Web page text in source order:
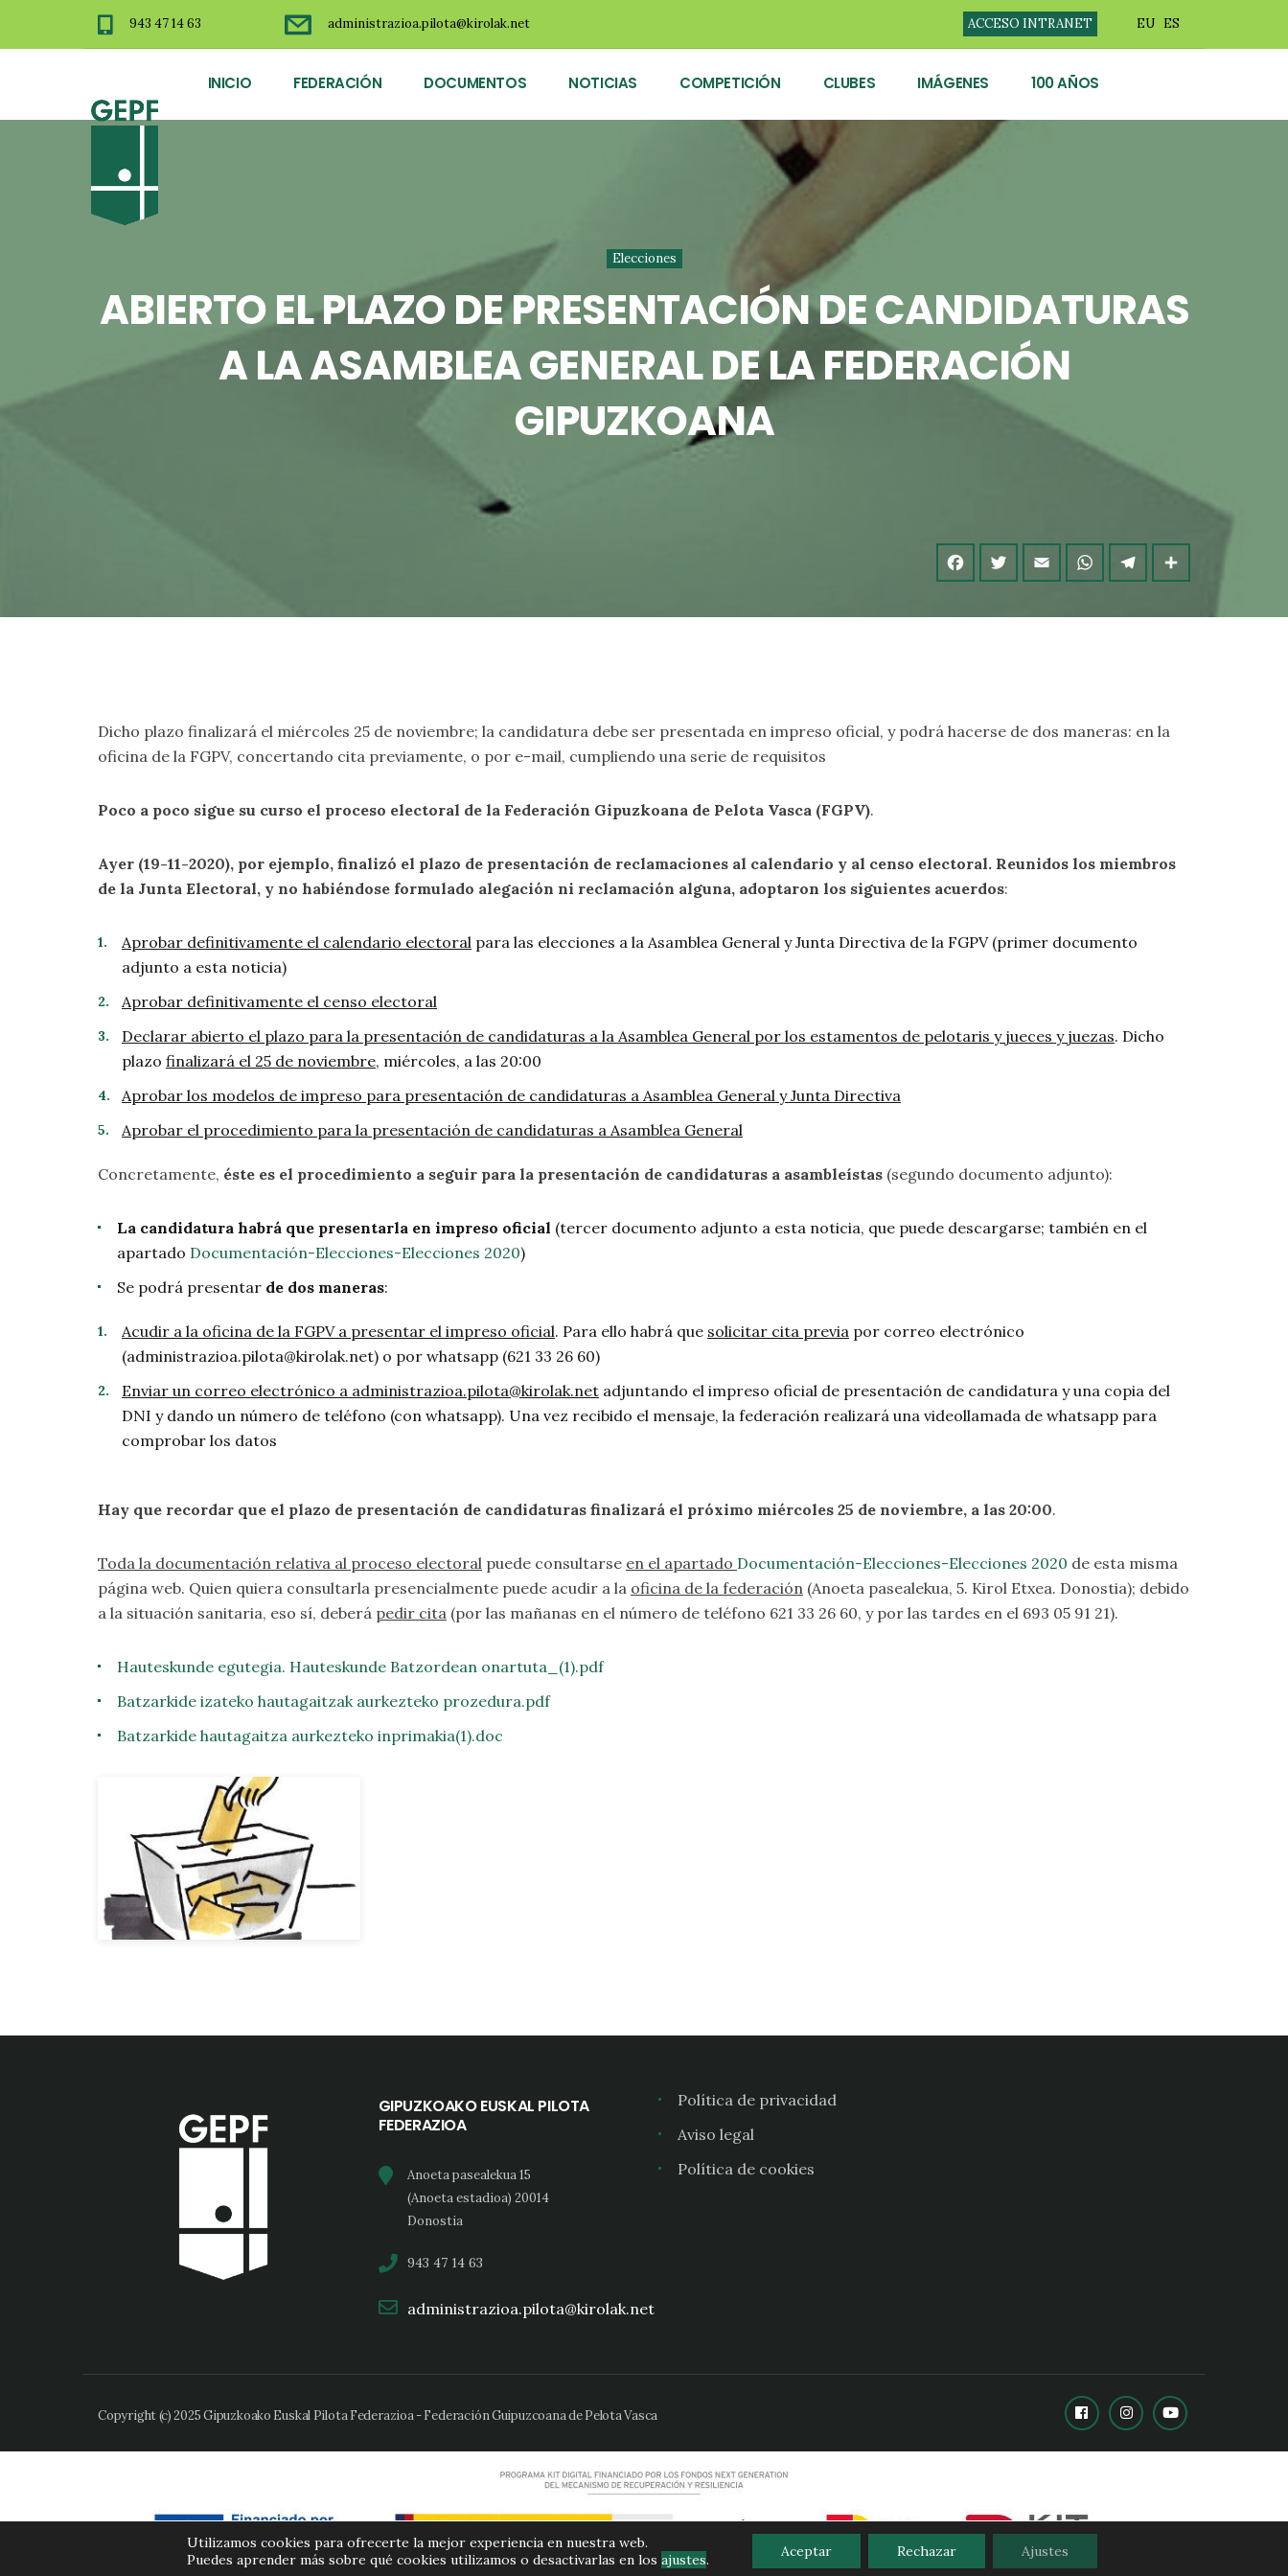
943 47 14 63 administrazioa.pilota@kirolak.net ACCESO INTRANET EU ES
INICIO FEDERACIÓN DOCUMENTOS NOTICIAS COMPETICIÓN CLUBES IMÁGENES 100 AÑOS
Elecciones
ABIERTO EL PLAZO DE PRESENTACIÓN DE CANDIDATURAS
A LA ASAMBLEA GENERAL DE LA FEDERACIÓN
GIPUZKOANA
Dicho plazo finalizará el miércoles 25 de noviembre; la candidatura debe ser presentada en impreso oficial, y podrá hacerse de dos maneras: en la
oficina de la FGPV, concertando cita previamente, o por e-mail, cumpliendo una serie de requisitos
Poco a poco sigue su curso el proceso electoral de la Federación Gipuzkoana de Pelota Vasca (FGPV).
Ayer (19-11-2020), por ejemplo, finalizó el plazo de presentación de reclamaciones al calendario y al censo electoral. Reunidos los miembros
de la Junta Electoral, y no habiéndose formulado alegación ni reclamación alguna, adoptaron los siguientes acuerdos:
Aprobar definitivamente el calendario electoral para las elecciones a la Asamblea General y Junta Directiva de la FGPV (primer documento
adjunto a esta noticia)
Aprobar definitivamente el censo electoral
Declarar abierto el plazo para la presentación de candidaturas a la Asamblea General por los estamentos de pelotaris y jueces y juezas. Dicho
plazo finalizará el 25 de noviembre, miércoles, a las 20:00
Aprobar los modelos de impreso para presentación de candidaturas a Asamblea General y Junta Directiva
Aprobar el procedimiento para la presentación de candidaturas a Asamblea General
Concretamente, éste es el procedimiento a seguir para la presentación de candidaturas a asambleístas (segundo documento adjunto):
La candidatura habrá que presentarla en impreso oficial (tercer documento adjunto a esta noticia, que puede descargarse; también en el
apartado Documentación-Elecciones-Elecciones 2020)
Se podrá presentar de dos maneras:
Acudir a la oficina de la FGPV a presentar el impreso oficial. Para ello habrá que solicitar cita previa por correo electrónico
(administrazioa.pilota@kirolak.net) o por whatsapp (621 33 26 60)
Enviar un correo electrónico a administrazioa.pilota@kirolak.net adjuntando el impreso oficial de presentación de candidatura y una copia del
DNI y dando un número de teléfono (con whatsapp). Una vez recibido el mensaje, la federación realizará una videollamada de whatsapp para
comprobar los datos
Hay que recordar que el plazo de presentación de candidaturas finalizará el próximo miércoles 25 de noviembre, a las 20:00.
Toda la documentación relativa al proceso electoral puede consultarse en el apartado Documentación-Elecciones-Elecciones 2020 de esta misma
página web. Quien quiera consultarla presencialmente puede acudir a la oficina de la federación (Anoeta pasealekua, 5. Kirol Etxea. Donostia); debido
a la situación sanitaria, eso sí, deberá pedir cita (por las mañanas en el número de teléfono 621 33 26 60, y por las tardes en el 693 05 91 21).
Hauteskunde egutegia. Hauteskunde Batzordean onartuta_(1).pdf
Batzarkide izateko hautagaitzak aurkezteko prozedura.pdf
Batzarkide hautagaitza aurkezteko inprimakia(1).doc
GIPUZKOAKO EUSKAL PILOTA
FEDERAZIOA
Anoeta pasealekua 15
(Anoeta estadioa) 20014
Donostia
943 47 14 63
administrazioa.pilota@kirolak.net
Política de privacidad
Aviso legal
Política de cookies
Copyright (c) 2025 Gipuzkoako Euskal Pilota Federazioa - Federación Guipuzcoana de Pelota Vasca
Utilizamos cookies para ofrecerte la mejor experiencia en nuestra web.
Puedes aprender más sobre qué cookies utilizamos o desactivarlas en losajustes. Aceptar Rechazar Ajustes